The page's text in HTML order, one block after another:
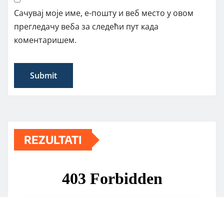
Сачувај моје име, е-пошту и веб место у овом
прегледачу веба за следећи пут када
коментаришем.
REZULTATI